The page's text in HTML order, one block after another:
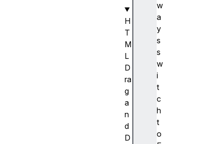
w
a
y
s
s
w
i
t
c
h
t
o
H
T
M
L
D
ra
g
a
n
d
D